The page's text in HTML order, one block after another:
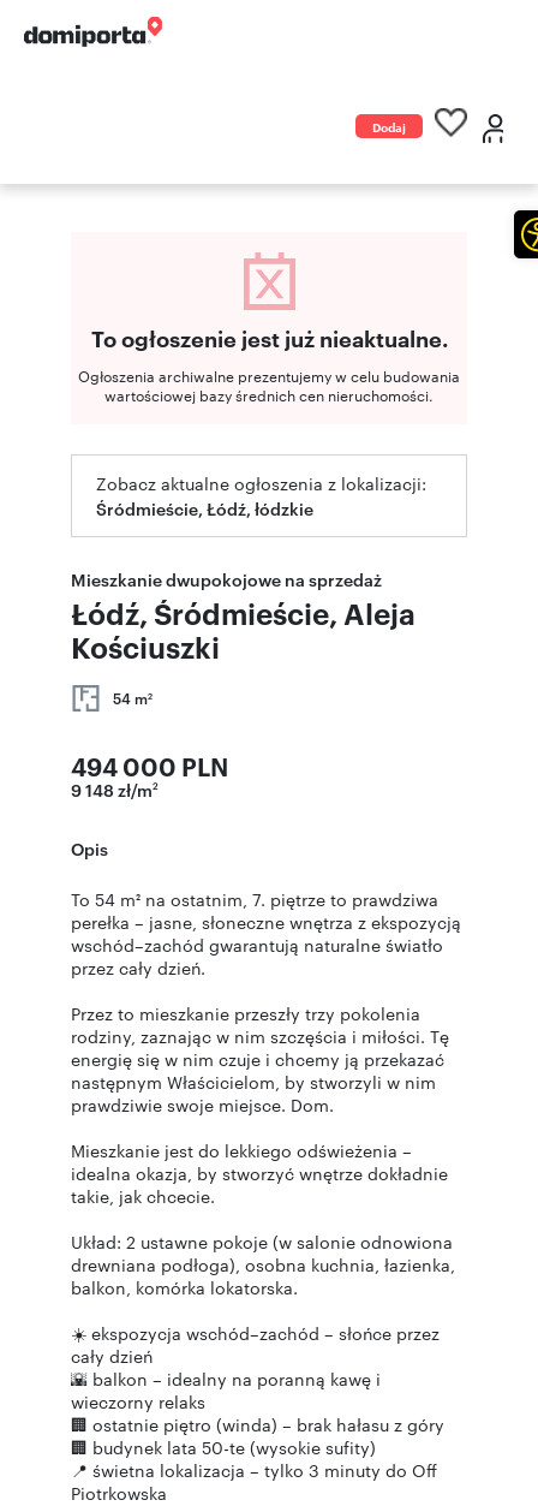
Dodaj
To ogłoszenie jest już nieaktualne.
Ogłoszenia archiwalne prezentujemy w celu budowania
wartościowej bazy średnich cen nieruchomości.
Zobacz aktualne ogłoszenia z lokalizacji:
Śródmieście, Łódź, łódzkie
Mieszkanie dwupokojowe na sprzedaż
Łódź, Śródmieście, Aleja
Kościuszki
54 m2
494 000 PLN
9 148 zł/m2
Opis
To 54 m² na ostatnim, 7. piętrze to prawdziwa
perełka – jasne, słoneczne wnętrza z ekspozycją
wschód–zachód gwarantują naturalne światło
przez cały dzień.
Przez to mieszkanie przeszły trzy pokolenia
rodziny, zaznając w nim szczęścia i miłości. Tę
energię się w nim czuje i chcemy ją przekazać
następnym Właścicielom, by stworzyli w nim
prawdziwie swoje miejsce. Dom.
Mieszkanie jest do lekkiego odświeżenia –
idealna okazja, by stworzyć wnętrze dokładnie
takie, jak chcecie.
Układ: 2 ustawne pokoje (w salonie odnowiona
drewniana podłoga), osobna kuchnia, łazienka,
balkon, komórka lokatorska.
☀️ ekspozycja wschód–zachód – słońce przez
cały dzień
🌇 balkon – idealny na poranną kawę i
wieczorny relaks
🏢 ostatnie piętro (winda) – brak hałasu z góry
🏢 budynek lata 50-te (wysokie sufity)
📍 świetna lokalizacja – tylko 3 minuty do Off
Piotrkowska